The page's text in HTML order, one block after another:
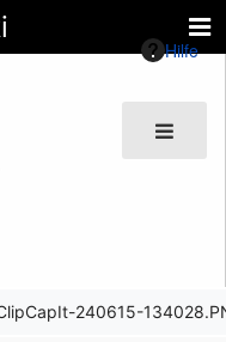
Hilfe
240615-